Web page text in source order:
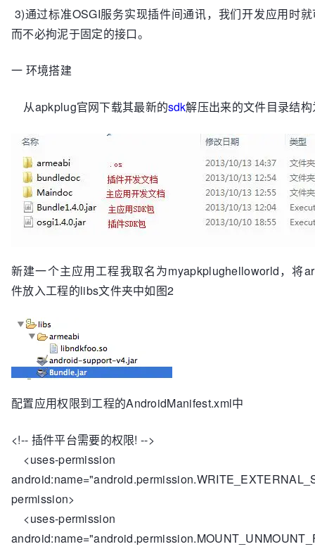
3)通过标准OSGI服务实现插件间通讯，我们开发应用时
而不必拘泥于固定的接口。
一 环境搭建
从apkplug官网下载其最新的sdk解压出来的文件目录结
新建一个主应用工程我取名为myapkplughelloworld，将
件放入工程的libs文件夹中如图2
配置应用权限到工程的AndroidManifest.xml中
<!-- 插件平台需要的权限! -->
<uses-permission
permission>
<uses-permission